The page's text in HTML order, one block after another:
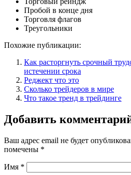
Пробой в конце дня
Торговля флагов
Треугольники
Похожие публикации:
Как расторгнуть срочный
истечении срока
Реджект что это
Сколько трейдеров в мире
Что такое тренд в трейдинге
Добавить
Ваш адрес email не будет
помечены *
Имя *